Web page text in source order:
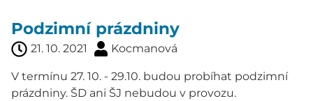
Podzimní prázdniny
21. 10. 2021 Kocmanová
V termínu 27. 10. - 29.10. budou probíhat podzimní
prázdniny. ŠD ani ŠJ nebudou v provozu.